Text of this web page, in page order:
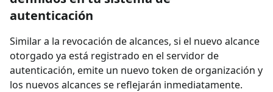
autenticación
Similar a la revocación de alcances, si el nuevo alcance
otorgado ya está registrado en el servidor de
autenticación, emite un nuevo token de organización y
los nuevos alcances se reflejarán inmediatamente.